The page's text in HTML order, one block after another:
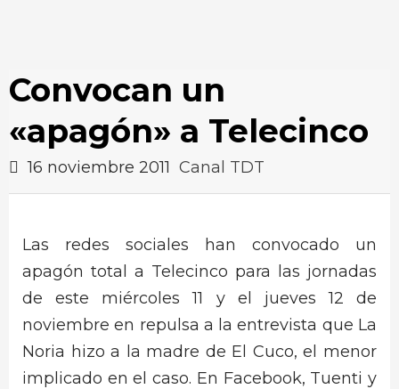
Convocan un
«apagón» a Telecinco
16 noviembre 2011 Canal TDT
Las redes sociales han convocado un
apagón total a Telecinco para las jornadas
de este miércoles 11 y el jueves 12 de
noviembre en repulsa a la entrevista que La
Noria hizo a la madre de El Cuco, el menor
implicado en el caso. En Facebook, Tuenti y